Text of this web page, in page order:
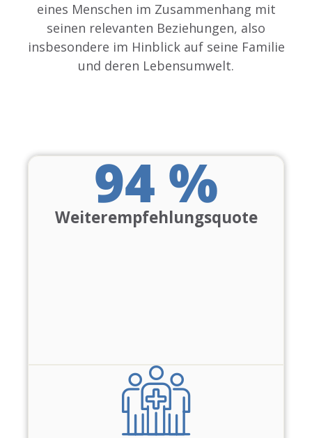
eines Menschen im Zusammenhang mit
seinen relevanten Beziehungen, also
insbesondere im Hinblick auf seine Familie
und deren Lebensumwelt.
94 %
Weiterempfehlungsquote